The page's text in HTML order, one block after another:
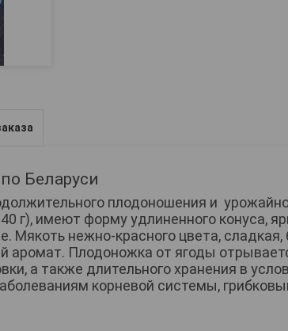
Беларуси
плодоношения и
г), имеют форму удлиненного конуса,
Мякоть нежно-красного цвета, сладкая,
аромат. Плодоножка от ягоды
а также длительного хранения в
корневой системы,